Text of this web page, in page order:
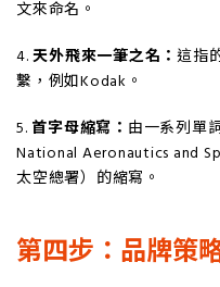
文來命名。
4.天外飛來一筆之名： 這指
繫，例如Kodak。
5. 首字母縮寫： 由一系列單
National Aeronautics and
太空總署）的縮寫。
第四步：品牌策